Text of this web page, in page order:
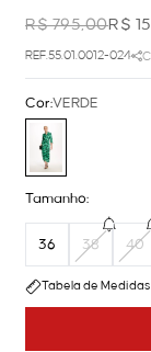
R$ 795,00R$
REF.55.01.0012-024
Cor:VERDE
Tamanho:
36 38 40
Tabela de Medidas